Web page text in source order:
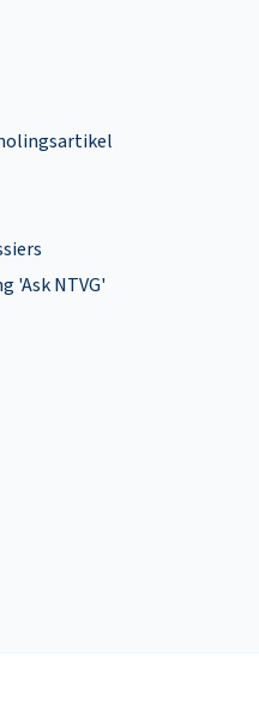
'Ask NTVG'